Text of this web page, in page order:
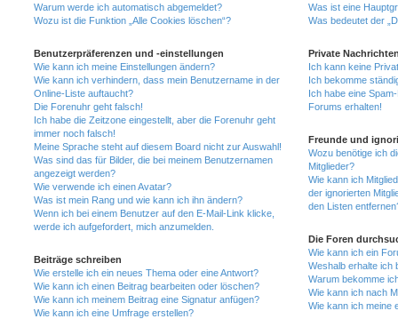
Warum werde ich automatisch abgemeldet?
Wozu ist die Funktion „Alle Cookies löschen“?
Benutzerpräferenzen und -einstellungen
Wie kann ich meine Einstellungen ändern?
Wie kann ich verhindern, dass mein Benutzername in der
Online-Liste auftaucht?
Die Forenuhr geht falsch!
Ich habe die Zeitzone eingestellt, aber die Forenuhr geht
immer noch falsch!
Meine Sprache steht auf diesem Board nicht zur Auswahl!
Was sind das für Bilder, die bei meinem Benutzernamen
angezeigt werden?
Wie verwende ich einen Avatar?
Was ist mein Rang und wie kann ich ihn ändern?
Wenn ich bei einem Benutzer auf den E-Mail-Link klicke,
werde ich aufgefordert, mich anzumelden.
Beiträge schreiben
Wie erstelle ich ein neues Thema oder eine Antwort?
Wie kann ich einen Beitrag bearbeiten oder löschen?
Wie kann ich meinem Beitrag eine Signatur anfügen?
Wie kann ich eine Umfrage erstellen?
Was ist eine
Was bedeutet der
Private
Ich kann keine
Ich bekomme
Ich habe eine
Forums erhalten!
Freunde und
Wozu benötige ich
Mitglieder?
Wie kann ich
der ignorierten
den Listen
Die Foren
Wie kann ich ein
Weshalb erhalte ich
Warum bekomme
Wie kann ich nach
Wie kann ich meine